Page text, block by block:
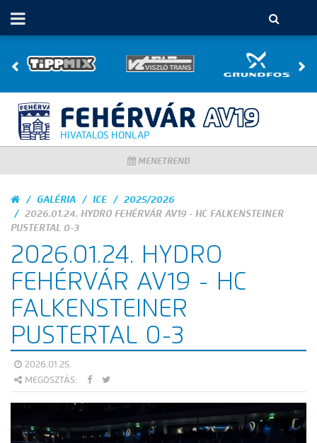
HIVATALOS HONLAP
MENETREND
GALÉRIA ICE
2025/2026
2026.01.24. HYDRO FEHÉRVÁR AV19 - HC FALKENSTEINER
PUSTERTAL 0-3
2026.01.24. HYDRO
FEHÉRVÁR AV19 - HC
FALKENSTEINER
PUSTERTAL 0-3
2026.01.25.
MEGOSZTÁS: